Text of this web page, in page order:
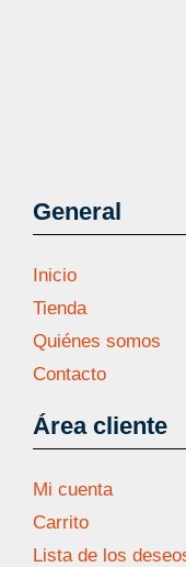
General
Inicio
Tienda
Quiénes somos
Contacto
Área cliente
Mi cuenta
Carrito
Lista de los